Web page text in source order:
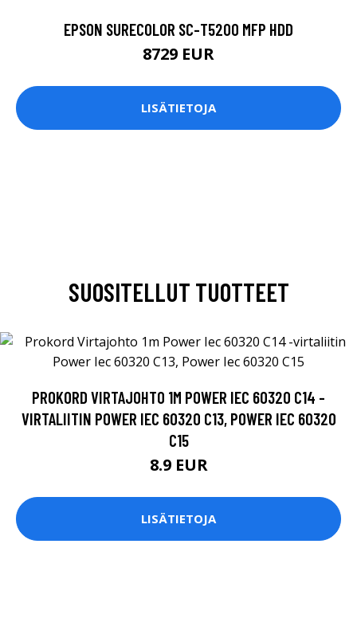
EPSON SURECOLOR SC-T5200 MFP HDD
8729 EUR
LISÄTIETOJA
SUOSITELLUT TUOTTEET
PROKORD VIRTAJOHTO 1M POWER IEC 60320 C14 -
VIRTALIITIN POWER IEC 60320 C13, POWER IEC 60320
C15
8.9 EUR
LISÄTIETOJA